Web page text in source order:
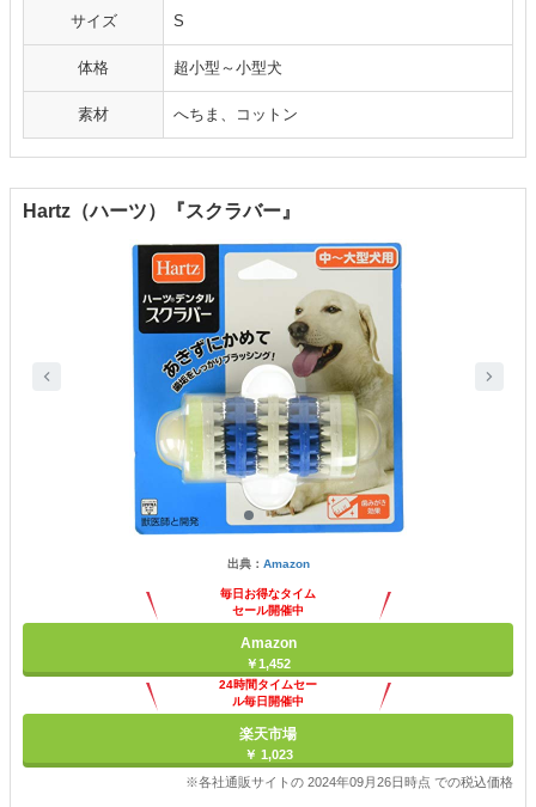
サイズ S
体格 超小型～小型犬
素材 へちま、コットン
Hartz（ハーツ）『スクラバー』
出典： Amazon
毎日お得なタイム
セール開催中
Amazon
￥1,452
24時間タイムセー
ル毎日開催中
楽天市場
￥ 1,023
※各社通販サイトの 2024年09月26日時点 での税込価格